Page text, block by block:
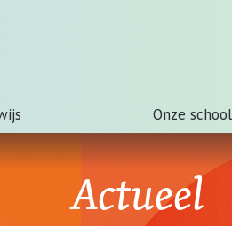
Onze school
Actueel